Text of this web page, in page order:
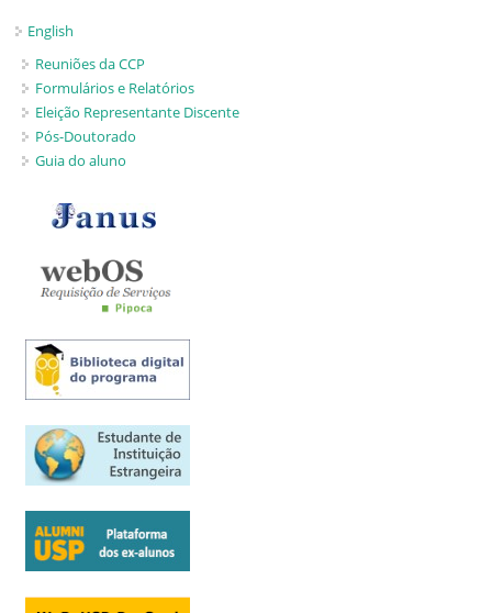
English
Reuniões da CCP
Formulários e Relatórios
Eleição Representante Discente
Pós-Doutorado
Guia do aluno